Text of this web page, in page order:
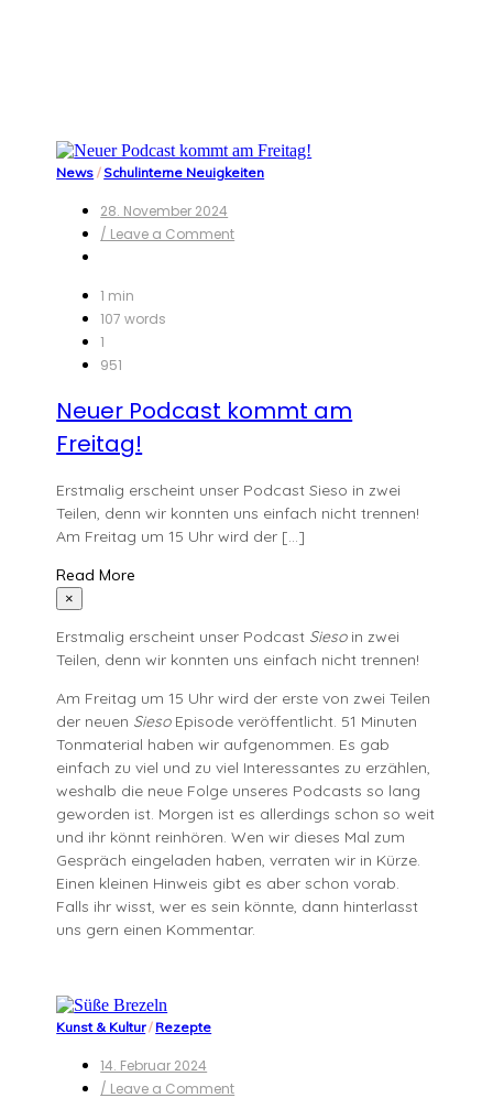
News / Schulinterne Neuigkeiten
28. November 2024
/ Leave a Commenton
1 min
107 words
1
951
Neuer Podcast kommt am
Freitag!
Erstmalig erscheint unser Podcast Sieso in zwei
Teilen, denn wir konnten uns einfach nicht trennen!
Am Freitag um 15 Uhr wird der […]
Read More
×
Erstmalig erscheint unser Podcast Siesoin zwei
Teilen, denn wir konnten uns einfach nicht trennen!
Am Freitag um 15 Uhr wird der erste von zwei Teilen
der neuen SiesoEpisode veröffentlicht. 51 Minuten
Tonmaterial haben wir aufgenommen. Es gab
einfach zu viel und zu viel Interessantes zu erzählen,
weshalb die neue Folge unseres Podcasts so lang
geworden ist. Morgen ist es allerdings schon so weit
und ihr könnt reinhören. Wen wir dieses Mal zum
Gespräch eingeladen haben, verraten wir in Kürze.
Einen kleinen Hinweis gibt es aber schon vorab.
Falls ihr wisst, wer es sein könnte, dann hinterlasst
uns gern einen Kommentar.
Kunst & Kultur/ Rezepte
14. Februar 2024
/ Leave a Commenton